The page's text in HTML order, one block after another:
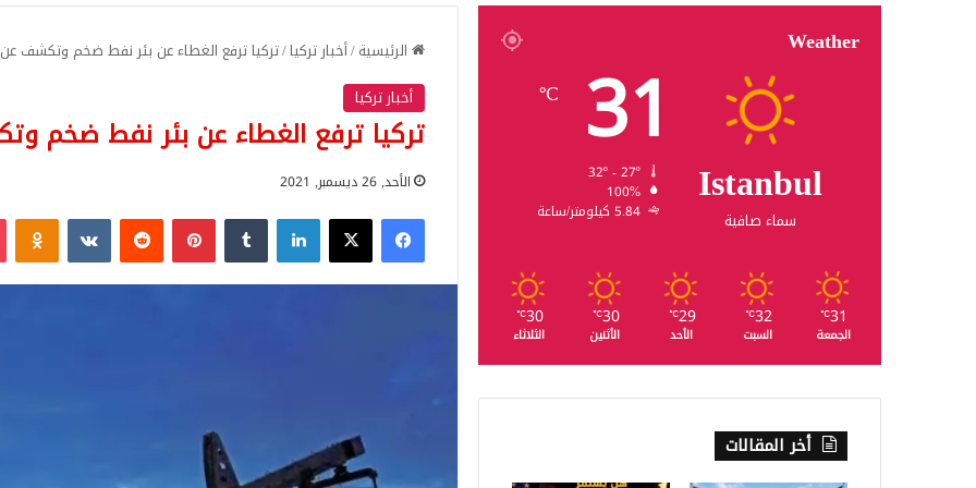
الرئيسية/أخبار تركيا/تركيا ترفع الغطاء عن بئر نفط ضخم وتكشف
أخبار تركيا
تركيا ترفع الغطاء عن بئر نفط ضخم
الأحد, 26 ديسمبر, 2021
فيسبوك‫X لينكدإن بينتيريست
Weather
Istanbul
سماء صافية
31
℃
100%
5.84 كيلومتر/ساعة
31
℃
الجمعة
32
℃
السبت
29
℃
الأحد
30
℃
الأثنين
30
℃
الثلاثاء
أخر المقالات